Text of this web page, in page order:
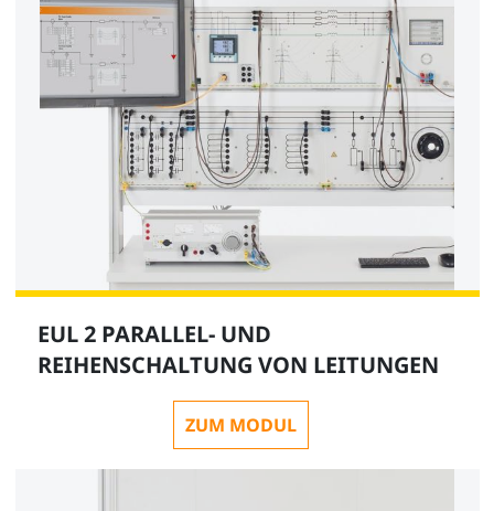
EUL 2 PARALLEL- UND
REIHENSCHALTUNG VON LEITUNGEN
ZUM MODUL